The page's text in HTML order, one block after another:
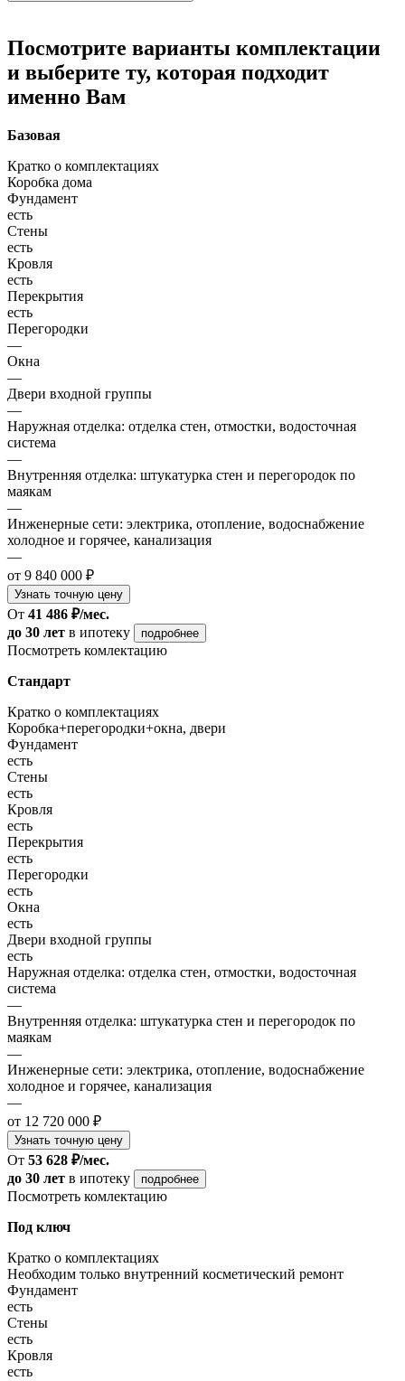
Посмотрите варианты комплектации
и выберите ту, которая подходит
именно Вам
Базовая
Кратко о комплектациях
Коробка дома
Фундамент
есть
Стены
есть
Кровля
есть
Перекрытия
есть
Перегородки
—
Окна
—
Двери входной группы
—
Наружная отделка: отделка стен, отмостки, водосточная
система
—
Внутренняя отделка: штукатурка стен и перегородок по
маякам
—
Инженерные сети: электрика, отопление, водоснабжение
холодное и горячее, канализация
—
от 9 840 000 ₽
Узнать точную цену
От 41 486 ₽/мес.
до 30 лет в ипотеку подробнее
Посмотреть комлектацию
Стандарт
Кратко о комплектациях
Коробка+перегородки+окна, двери
Фундамент
есть
Стены
есть
Кровля
есть
Перекрытия
есть
Перегородки
есть
Окна
есть
Двери входной группы
есть
Наружная отделка: отделка стен, отмостки, водосточная
система
—
Внутренняя отделка: штукатурка стен и перегородок по
маякам
—
Инженерные сети: электрика, отопление, водоснабжение
холодное и горячее, канализация
—
от 12 720 000 ₽
Узнать точную цену
От 53 628 ₽/мес.
до 30 лет в ипотеку подробнее
Посмотреть комлектацию
Под ключ
Кратко о комплектациях
Необходим только внутренний косметический ремонт
Фундамент
есть
Стены
есть
Кровля
есть